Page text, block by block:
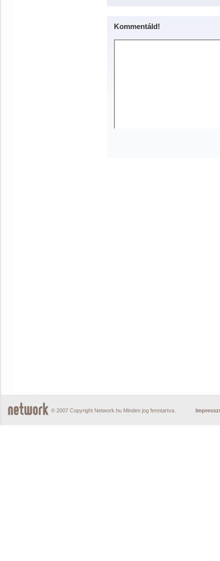
Kommentáld!
© 2007 Copyright Network.hu Minden jog fenntartva.